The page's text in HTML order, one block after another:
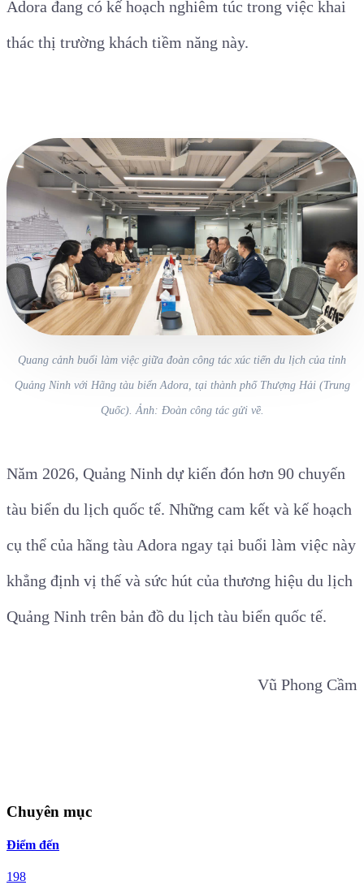
Adora đang có kế hoạch nghiêm túc trong việc khai
thác thị trường khách tiềm năng này.
Quang cảnh buổi làm việc giữa đoàn công tác xúc tiến du lịch của tỉnh
Quảng Ninh với Hãng tàu biển Adora, tại thành phố Thượng Hải (Trung
Quốc). Ảnh: Đoàn công tác gửi về.
Năm 2026, Quảng Ninh dự kiến đón hơn 90 chuyến
tàu biển du lịch quốc tế. Những cam kết và kế hoạch
cụ thể của hãng tàu Adora ngay tại buổi làm việc này
khẳng định vị thế và sức hút của thương hiệu du lịch
Quảng Ninh trên bản đồ du lịch tàu biển quốc tế.
Vũ Phong Cầm
Chuyên mục
Điểm đến
198